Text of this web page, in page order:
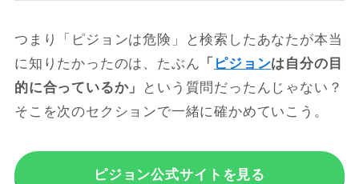
つまり「ピジョンは危険」と検索したあなたが本当
に知りたかったのは、たぶん 「 ピジョンは自分の目
的に合っているか」
という質問だったんじゃない？
そこを次のセクションで一緒に確かめていこう。
ピジョン公式サイトを見る